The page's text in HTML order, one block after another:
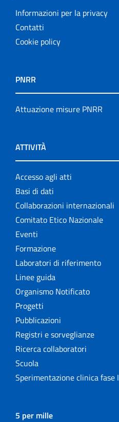
Informazioni per la privacy
Contatti
Cookie policy
PNRR
Attuazione misure PNRR
ATTIVITÀ
Accesso agli atti
Basi di dati
Collaborazioni internazionali
Comitato Etico Nazionale
Eventi
Formazione
Laboratori di riferimento
Linee guida
Organismo Notificato
Progetti
Pubblicazioni
Registri e sorveglianze
Ricerca collaboratori
Scuola
Sperimentazione clinica fase I
5 per mille